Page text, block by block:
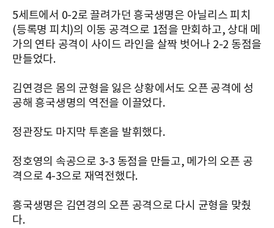
5세트에서 0-2로 끌려가던 흥국생명은 아닐리스 피치
(등록명 피치)의 이동 공격으로 1점을 만회하고, 상대 메
가의 연타 공격이 사이드 라인을 살짝 벗어나 2-2 동점을
만들었다.
김연경은 몸의 균형을 잃은 상황에서도 오픈 공격에 성
공해 흥국생명의 역전을 이끌었다.
정관장도 마지막 투혼을 발휘했다.
정호영의 속공으로 3-3 동점을 만들고, 메가의 오픈 공
격으로 4-3으로 재역전했다.
흥국생명은 김연경의 오픈 공격으로 다시 균형을 맞췄
다.